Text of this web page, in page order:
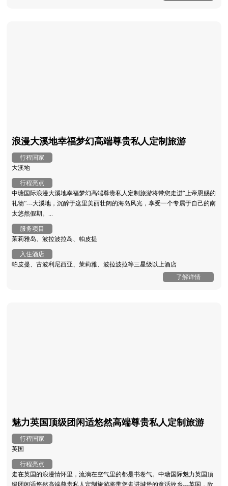
浪漫大溪地幸福梦幻高端尊贵私人定制旅游
行程国家
大溪地
行程亮点
中瑭国际浪漫大溪地幸福梦幻高端尊贵私人定制旅游将带您走进“上帝恩赐的
礼物”---大溪地，沉醉于这里美丽壮阔的海岛风光，享受一个专属于自己的南
太悠然假期。...
服务项目
茉莉雅岛、波拉波拉岛、帕皮提
入住酒店
帕皮提、古波利尼西亚、茉莉雅、波拉波拉等三星级以上酒店
了解详情
魅力英国顶级团闲适悠然高端尊贵私人定制旅游
行程国家
英国
行程亮点
走在英国的浪漫情怀里，流淌在空气里的都是书卷气。中瑭国际魅力英国顶
级团闲适悠然高端尊贵私人定制旅游将带您走进城堡的童话故乡---英国，欣